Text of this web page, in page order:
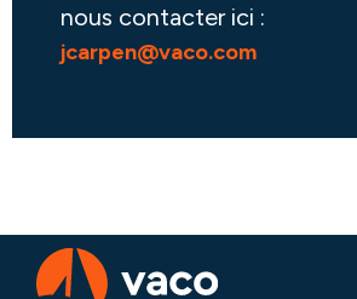
nous contacter ici :
jcarpen@vaco.com